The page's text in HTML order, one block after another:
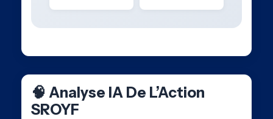
🧠 Analyse IA De L’Action
SROYF